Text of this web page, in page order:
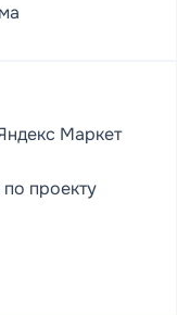
Маркет
проекту